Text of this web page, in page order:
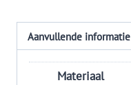
Aanvullende informatie
Materiaal